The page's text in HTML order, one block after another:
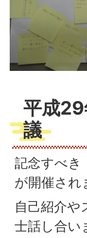
平成
議
記念すべき
が開催され
自己紹介
士話し合い